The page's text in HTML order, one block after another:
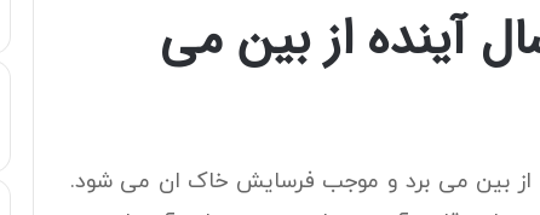
دماوند” تا 200 سال آینده از بین می
از بین می برد و موجب فرسایش خاک ان می شود.